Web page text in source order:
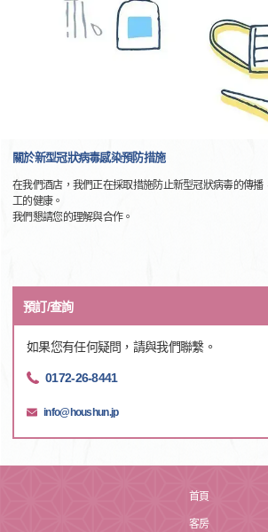
關於新型冠狀病毒感染預防措施
在我們酒店，我們正在採取措施防止新型冠狀病毒的傳播
工的健康。
我們懇請您的理解與合作。
預訂/查詢
如果您有任何疑問，請與我們聯繫。
0172-26-8441
info@houshun.jp
首頁
客房